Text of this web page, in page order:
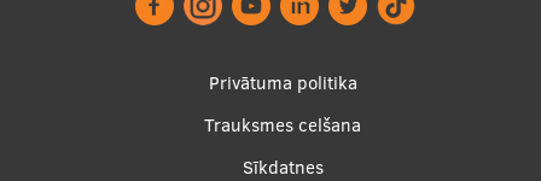
Privātuma politika
Trauksmes celšana
Sīkdatnes